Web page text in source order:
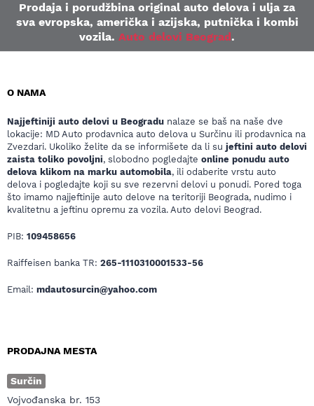
Prodaja i porudžbina original auto delova i ulja za
sva evropska, američka i azijska, putnička i kombi
vozila. Auto delovi Beograd.
O NAMA
Najjeftiniji auto delovi u Beogradu nalaze se baš na naše dve
lokacije: MD Auto prodavnica auto delova u Surčinu ili prodavnica na
Zvezdari. Ukoliko želite da se informišete da li su jeftini auto delovi
zaista toliko povoljni, slobodno pogledajte online ponudu auto
delova klikom na marku automobila, ili odaberite vrstu auto
delova i pogledajte koji su sve rezervni delovi u ponudi. Pored toga
što imamo najjeftinije auto delove na teritoriji Beograda, nudimo i
kvalitetnu a jeftinu opremu za vozila. Auto delovi Beograd.
PIB: 109458656
Raiffeisen banka TR: 265-1110310001533-56
Email: mdautosurcin@yahoo.com
PRODAJNA MESTA
Surčin
Vojvođanska br. 153